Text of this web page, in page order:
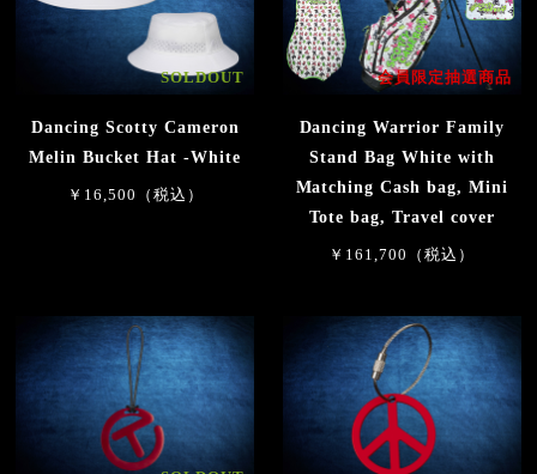
SOLDOUT
Dancing Scotty Cameron
Melin Bucket Hat -White
￥16,500（税込）
会員限定抽選商品
Dancing Warrior Family
Stand Bag White with
Matching Cash bag, Mini
Tote bag, Travel cover
￥161,700（税込）